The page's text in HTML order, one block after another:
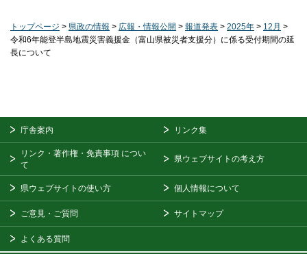
トップページ > 県政の情報 > 広報・情報公開 > 報道発表 > 2025年 > 12月 >
令和6年能登半島地震災害義援金（富山県被災者支援分）に係る受付期間の延
長について
庁舎案内 リンク集
リンク・著作権・免責事項 につい
て
県ウェブサイトの考え方
県ウェブサイトの使い方 個人情報について
ご意見・ご質問 サイトマップ
よくある質問